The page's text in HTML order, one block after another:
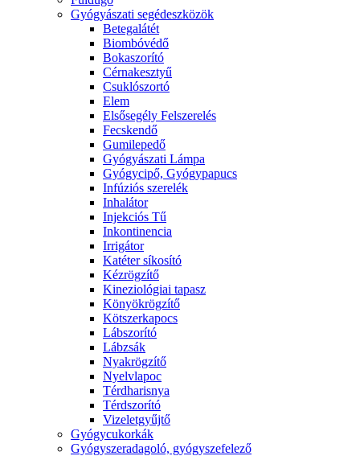
Gyógyászati segédeszközök
Betegalátét
Biombóvédő
Bokaszorító
Cérnakesztyű
Csuklószortó
Elem
Elsősegély Felszerelés
Fecskendő
Gumilepedő
Gyógyászati Lámpa
Gyógycipő, Gyógypapucs
Infúziós szerelék
Inhalátor
Injekciós Tű
Inkontinencia
Irrigátor
Katéter síkosító
Kézrögzítő
Kineziológiai tapasz
Könyökrögzítő
Kötszerkapocs
Lábszorító
Lábzsák
Nyakrögzítő
Nyelvlapoc
Térdharisnya
Térdszorító
Vizeletgyűjtő
Gyógycukorkák
Gyógyszeradagoló, gyógyszefelező